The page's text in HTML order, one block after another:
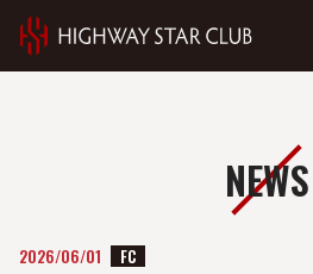
NEWS
2026/06/01 FC